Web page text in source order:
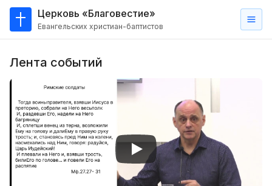
Церковь «Благовестие»
Евангельских христиан-баптистов
нас
Кто такие баптисты?
Мы на карте
Проповеди
Пасторское наставление
Лента событий